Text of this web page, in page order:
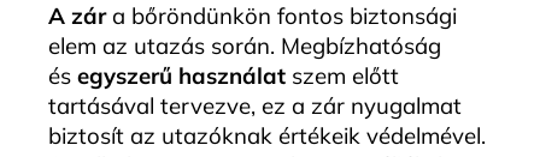
A zára bőröndünkön fontos biztonsági
elem az utazás során. Megbízhatóság
és egyszerű használat szem előtt
tartásával tervezve, ez a zár nyugalmat
biztosít az utazóknak értékeik védelmével.